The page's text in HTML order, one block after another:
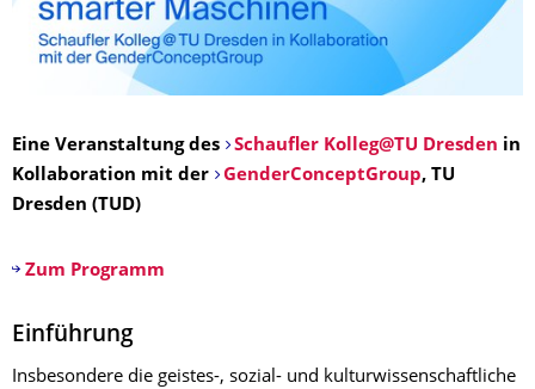
Eine Veranstaltung des Schaufler Kolleg@TU Dresden in
Kollaboration mit der
GenderConceptGroup, TU
Dresden (TUD)
Zum Programm
Einführung
Insbesondere die geistes-, sozial- und kulturwissenschaftliche